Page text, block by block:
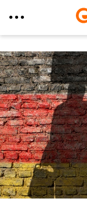
zum
Inhalt